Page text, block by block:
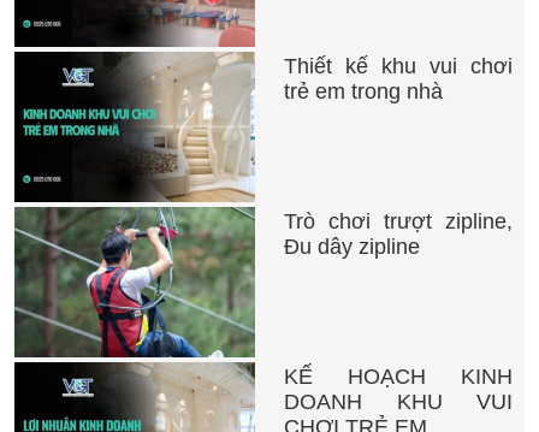
Thiết kế khu vui chơi
trẻ em trong nhà
Trò chơi trượt zipline,
Đu dây zipline
KẾ HOẠCH KINH
DOANH KHU VUI
CHƠI TRẺ EM